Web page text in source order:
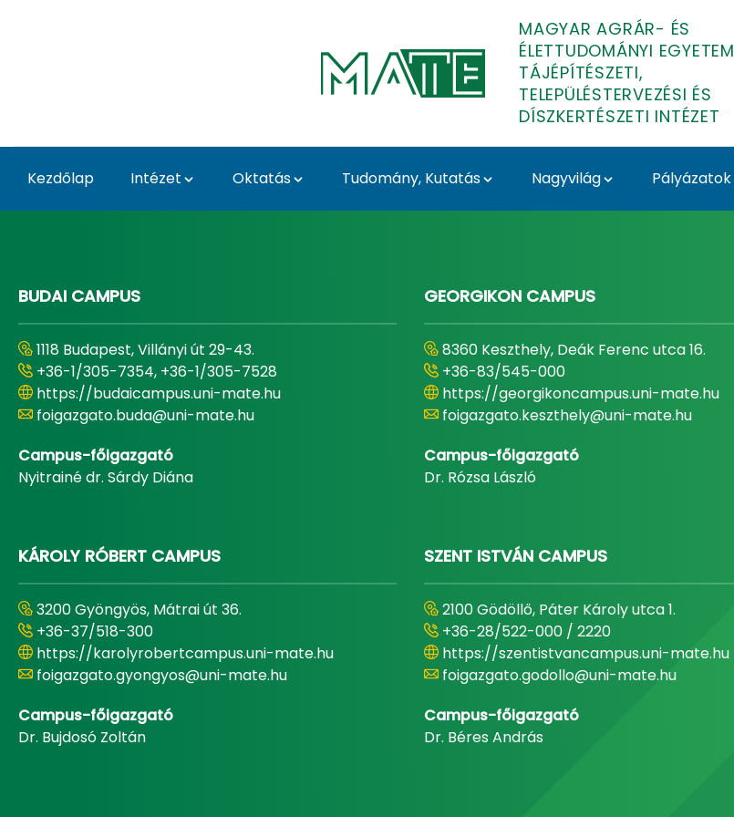
MAGYAR AGRÁR- ÉS
ÉLETTUDOMÁNYI EGYETEM
TÁJÉPÍTÉSZETI,
TELEPÜLÉSTERVEZÉSI ÉS
DÍSZKERTÉSZETI INTÉZET
Kezdőlap Intézet Oktatás Tudomány, Kutatás Nagyvilág Pályázatok
BUDAI CAMPUS
1118 Budapest, Villányi út 29-43.
+36-1/305-7354, +36-1/305-7528
https://budaicampus.uni-mate.hu
foigazgato.buda@uni-mate.hu
Campus-főigazgató
Nyitrainé dr. Sárdy Diána
GEORGIKON CAMPUS
8360 Keszthely, Deák Ferenc utca 16.
+36-83/545-000
https://georgikoncampus.uni-mate.hu
foigazgato.keszthely@uni-mate.hu
Campus-főigazgató
Dr. Rózsa László
KÁROLY RÓBERT CAMPUS
3200 Gyöngyös, Mátrai út 36.
+36-37/518-300
https://karolyrobertcampus.uni-mate.hu
foigazgato.gyongyos@uni-mate.hu
Campus-főigazgató
Dr. Bujdosó Zoltán
SZENT ISTVÁN CAMPUS
2100 Gödöllő, Páter Károly utca 1.
+36-28/522-000 / 2220
https://szentistvancampus.uni-mate.hu
foigazgato.godollo@uni-mate.hu
Campus-főigazgató
Dr. Béres András